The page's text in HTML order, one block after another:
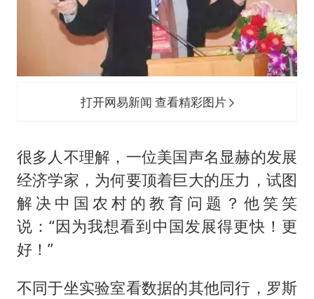
打开网易新闻 查看精彩图片
很多人不理解，一位美国声名显赫的发展
经济学家，为何要顶着巨大的压力，试图
解决中国农村的教育问题？他笑笑
说：“因为我想看到中国发展得更快！更
好！”
不同于坐实验室看数据的其他同行，罗斯